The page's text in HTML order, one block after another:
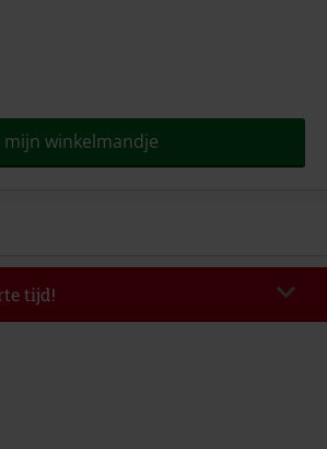
mijn winkelmandje
tijd!